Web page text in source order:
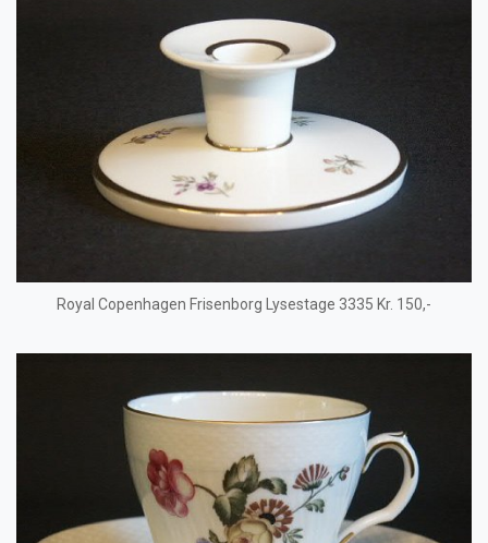
Royal Copenhagen Frisenborg Lysestage 3335 Kr. 150,-